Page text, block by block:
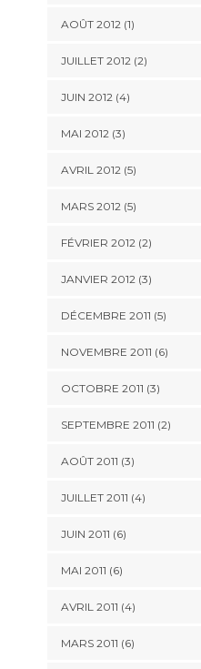
AOÛT 2012(1)
JUILLET 2012(2)
JUIN 2012(4)
MAI 2012(3)
AVRIL 2012(5)
MARS 2012(5)
FÉVRIER 2012(2)
JANVIER 2012(3)
DÉCEMBRE 2011 (5)
NOVEMBRE 2011 (6)
OCTOBRE 2011 (3)
SEPTEMBRE 2011 (2)
AOÛT 2011 (3)
JUILLET 2011 (4)
JUIN 2011 (6)
MAI 2011 (6)
AVRIL 2011 (4)
MARS 2011 (6)